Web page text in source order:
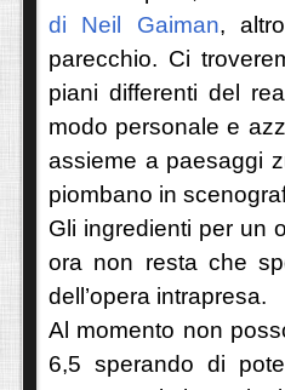
di Neil Gaiman,
parecchio. Ci
piani differenti del
modo personale e
assieme a paesaggi
piombano in
Gli ingredienti per un
ora non resta che
dell’opera intrapresa.
Al momento non
6,5 sperando di